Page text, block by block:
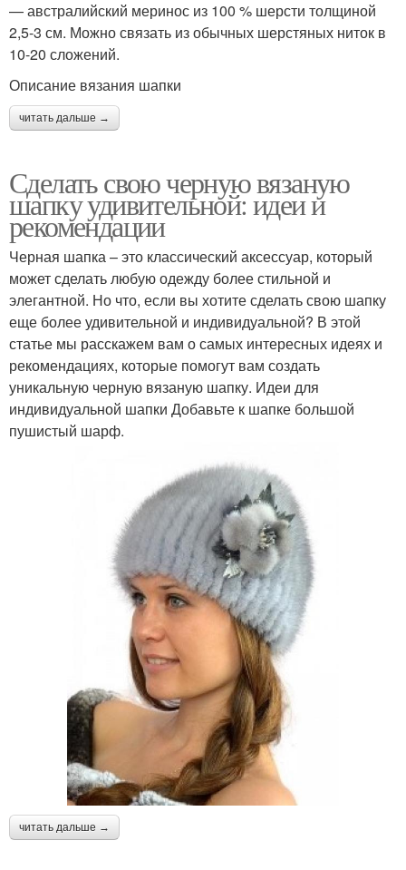
— австралийский меринос из 100 % шерсти толщиной
2,5-3 см. Можно связать из обычных шерстяных ниток в
10-20 сложений.
Описание вязания шапки
читать дальше →
Сделать свою черную вязаную
шапку удивительной: идеи и
рекомендации
Черная шапка – это классический аксессуар, который
может сделать любую одежду более стильной и
элегантной. Но что, если вы хотите сделать свою шапку
еще более удивительной и индивидуальной? В этой
статье мы расскажем вам о самых интересных идеях и
рекомендациях, которые помогут вам создать
уникальную черную вязаную шапку. Идеи для
индивидуальной шапки Добавьте к шапке большой
пушистый шарф.
читать дальше →